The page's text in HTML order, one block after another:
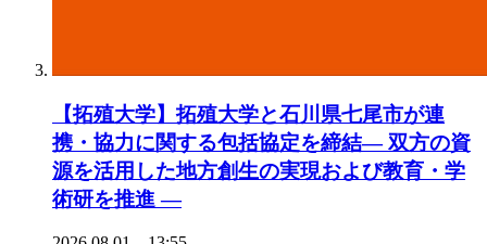
【拓殖大学】拓殖大学と石川県七尾市が連
携・協力に関する包括協定を締結― 双方の資
源を活用した地方創生の実現および教育・学
術研を推進 ―